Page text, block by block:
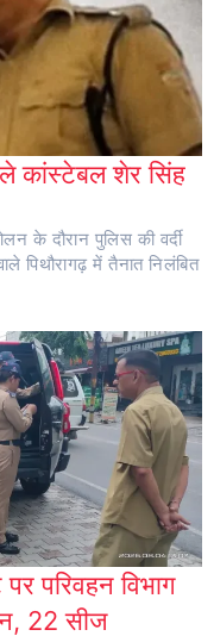
कांस्टेबल शेर सिंह
के दौरान पुलिस की वर्दी
पिथौरागढ़ में तैनात निलंबित
परिवहन विभाग
22 सीज